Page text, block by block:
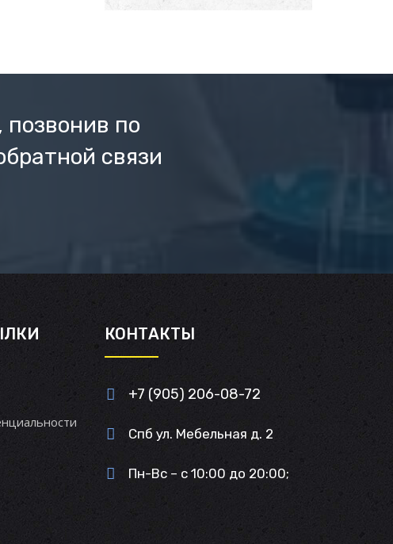
позвонив по
связи
КОНТАКТЫ
+7 (905) 206-08-72
Спб ул. Мебельная д. 2
Пн-Вс – с 10:00 до 20:00;